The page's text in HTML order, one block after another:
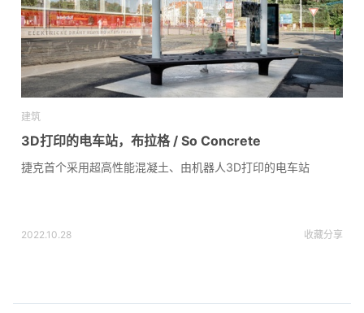
建筑
3D打印的电车站，布拉格 / So Concrete
捷克首个采用超高性能混凝土、由机器人3D打印的电车站
2022.10.28 收藏分享